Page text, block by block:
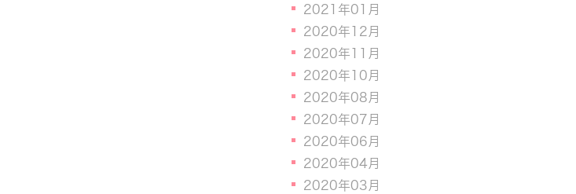
2021年01月
2020年12月
2020年11月
2020年10月
2020年08月
2020年07月
2020年06月
2020年04月
2020年03月